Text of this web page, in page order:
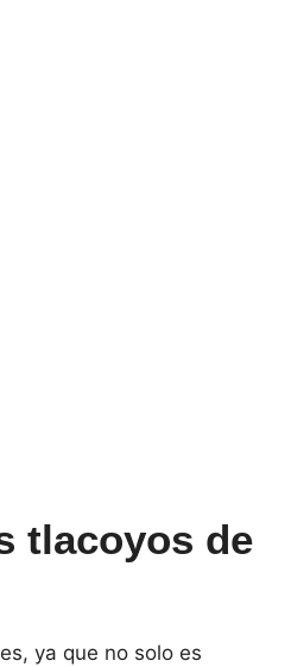
tlacoyos de
ya que no solo es